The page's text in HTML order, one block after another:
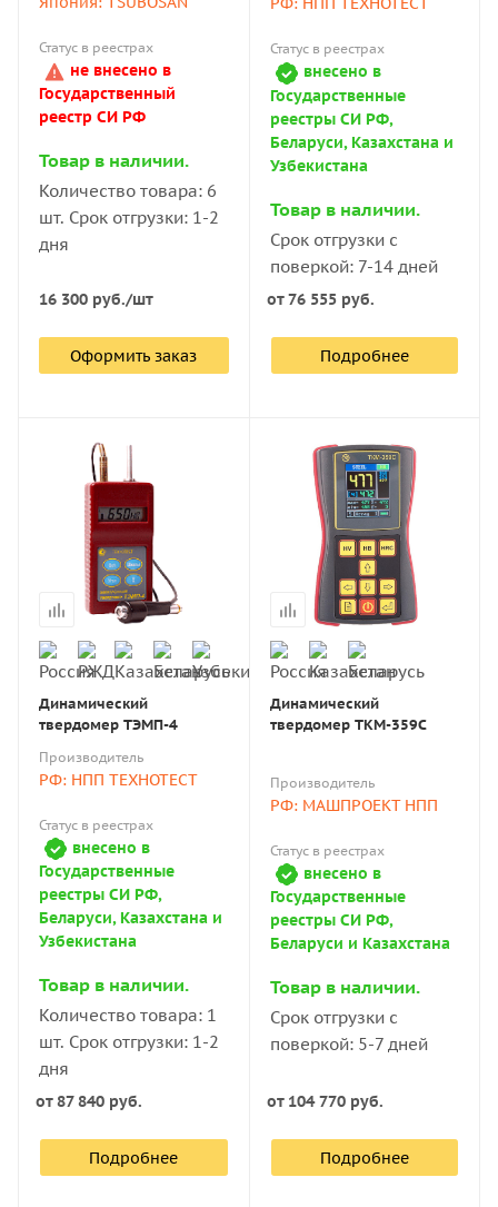
Статус в реестрах
не внесено в
Государственный
реестр СИ РФ
Товар в наличии.
Количество товара: 6
шт. Срок отгрузки: 1-2
дня
16 300 руб./шт
Оформить заказ
Статус в реестрах
внесено в
Государственные
реестры СИ РФ,
Беларуси, Казахстана и
Узбекистана
Товар в наличии.
Срок отгрузки с
поверкой: 7-14 дней
от76 555 руб.
Подробнее
Динамический
твердомер ТЭМП-4
Производитель
РФ: НПП ТЕХНОТЕСТ
Статус в реестрах
внесено в
Государственные
реестры СИ РФ,
Беларуси, Казахстана и
Узбекистана
Товар в наличии.
Количество товара: 1
шт. Срок отгрузки: 1-2
дня
от87 840 руб.
Подробнее
Динамический
твердомер ТКМ-359C
Производитель
РФ: МАШПРОЕКТ НПП
Статус в реестрах
внесено в
Государственные
реестры СИ РФ,
Беларуси и Казахстана
Товар в наличии.
Срок отгрузки с
поверкой: 5-7 дней
от 104 770 руб.
Подробнее